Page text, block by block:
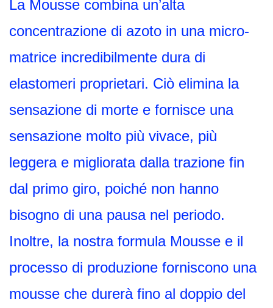
La Mousse combina un’alta
concentrazione di azoto in una micro-
matrice incredibilmente dura di
elastomeri proprietari. Ciò elimina la
sensazione di morte e fornisce una
sensazione molto più vivace, più
leggera e migliorata dalla trazione fin
dal primo giro, poiché non hanno
bisogno di una pausa nel periodo.
Inoltre, la nostra formula Mousse e il
processo di produzione forniscono una
mousse che durerà fino al doppio del